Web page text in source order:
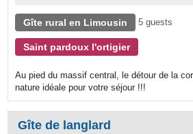
Gîte rural en Limousin 5 guests
Saint pardoux l'ortigier
Au pied du massif central, le détour de la
nature idéale pour votre séjour !!!
Gîte de langlard